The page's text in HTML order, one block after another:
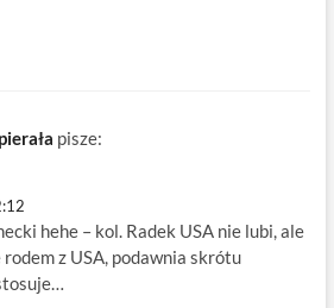
pisze:
hehe – kol. Radek USA nie lubi, ale
z USA, podawnia skrótu